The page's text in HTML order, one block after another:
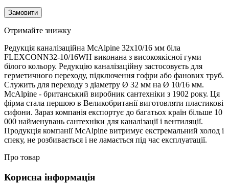
Замовити
Отримайте знижку
Редукція каналізаційна McAlpine 32x10/16 мм біла
FLEXCONN32-10/16WH виконана з високоякісної гуми
білого кольору. Редукцію каналізаційну застосовуєть для
герметичного переходу, підключення гофри або фанових труб.
Служить для переходу з діаметру Ø 32 мм на Ø 10/16 мм.
McAlpine - британський виробник сантехніки з 1902 року. Ця
фірма стала першою в Великобританії виготовляти пластикові
сифони. Зараз компанія експортує до багатьох країн більше 10
000 найменувань сантехніки для каналізації і вентиляції.
Продукція компанії McAlpine витримує екстремальний холод і
спеку, не розбивається і не ламається під час експлуатації.
Про товар
Корисна інформація